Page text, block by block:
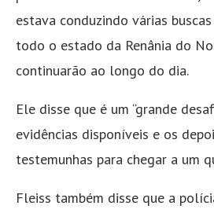
estava conduzindo várias
todo o estado da Renânia do
continuarão ao longo do dia.
Ele disse que é um “grande
evidências disponíveis e os
testemunhas para chegar a um
Fleiss também disse que a